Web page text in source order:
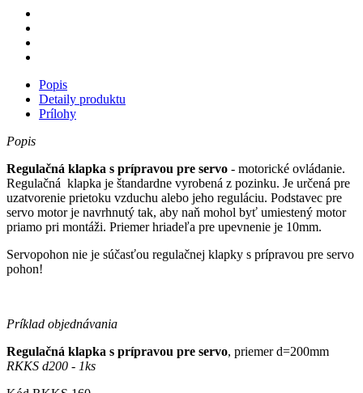
Popis
Detaily produktu
Prílohy
Popis
Regulačná klapka s prípravou pre servo - motorické ovládanie.
Regulačná klapka je štandardne vyrobená z pozinku. Je určená pre
uzatvorenie prietoku vzduchu alebo jeho reguláciu. Podstavec pre
servo motor je navrhnutý tak, aby naň mohol byť umiestený motor
priamo pri montáži. Priemer hriadeľa pre upevnenie je 10mm.
Servopohon nie je súčasťou regulačnej klapky s prípravou pre servo
pohon!
Príklad objednávania
Regulačná klapka s prípravou pre servo, priemer d=200mm
RKKS d200 - 1ks